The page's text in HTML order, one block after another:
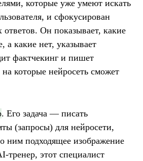
которые уже умеют искать
и сфокусирован
Он показывает, какие
а какие нет, указывает
фактчекинг и пишет
которые нейросеть сможет
. Его задача — писать
(запросы) для нейросети,
ним подходящее изображение
тренер, этот специалист